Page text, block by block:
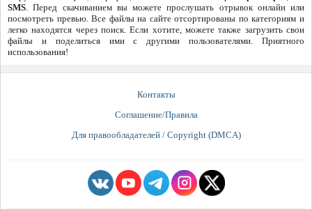
SMS. Перед скачиванием вы можете прослушать отрывок онлайн или
посмотреть превью. Все файлы на сайте отсортированы по категориям и
легко находятся через поиск. Если хотите, можете также загрузить свои
файлы и поделиться ими с другими пользователями. Приятного
использования!
Контакты
Соглашение/Правила
Для правообладателей / Copyright (DMCA)